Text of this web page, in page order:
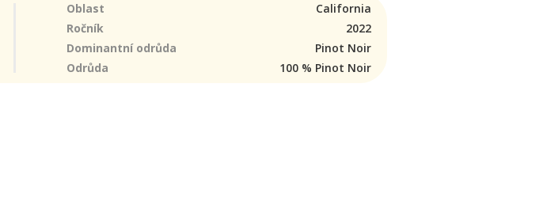
Oblast
California
Ročník
2022
Dominantní odrůda
Pinot Noir
Odrůda 100 % Pinot Noir